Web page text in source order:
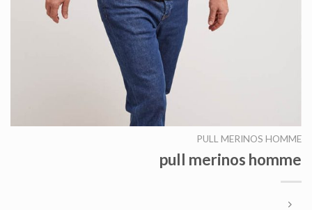
PULL MERINOS HOMME
pull merinos homme